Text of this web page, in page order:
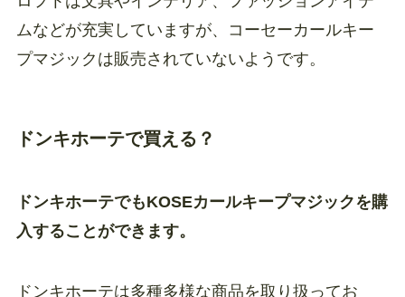
ムなどが充実していますが、コーセーカールキー
プマジックは販売されていないようです。
ドンキホーテで買える？
ドンキホーテでもKOSEカールキープマジックを購
入することができます。
ドンキホーテは多種多様な商品を取り扱ってお